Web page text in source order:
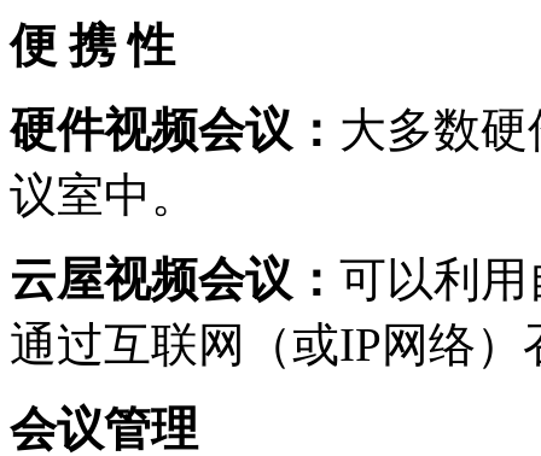
便 携 性
硬件视频会议： 大多数
议室中。
云屋视频会议： 可以利
通过互联网（或IP网络）
会议管理